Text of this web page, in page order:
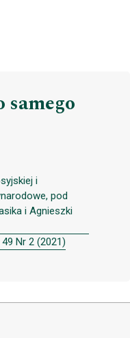
i
pod
i Agnieszki
Nr 2 (2021)